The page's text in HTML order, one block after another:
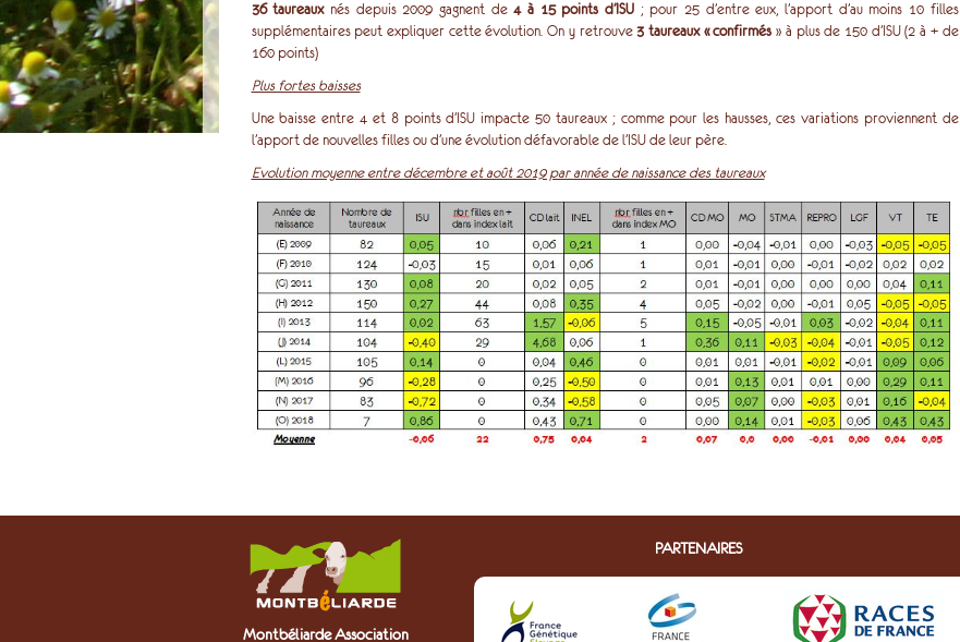
36 taureauxnés depuis 2009 gagnent de4 à 15 points d’ISU ; pour 25 d’entre eux, l’apport d’au moins 10 filles
supplémentaires peut expliquer cette évolution. On y retrouve3 taureaux « confirmés » à plus de 150 d’ISU (2 à + de
160 points)
Plus fortes baisses
Une baisse entre 4 et 8 points d’ISU impacte 50 taureaux ; comme pour les hausses, ces variations proviennent de
l’apport de nouvelles filles ou d’une évolution défavorable de l’ISU de leur père.
Evolution moyenne entre décembre et août 2019 par année de naissance des taureaux
Montbéliarde Association
PARTENAIRES